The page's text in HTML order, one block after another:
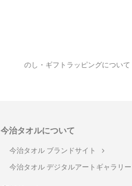
のし・ギフトラッピングについて
今治タオルについて
今治タオル ブランドサイト
今治タオル デジタルアートギャラリー